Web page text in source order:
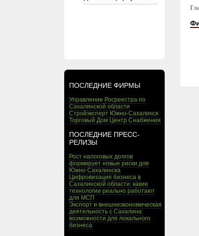
ПОСЛЕДНИЕ ФИРМЫ
Управление Росреестра по
Сахалинской области
Стройэксперт Южно-Сахалинск
Торговый Дом Центр Снабжения
ПОСЛЕДНИЕ ПРЕСС-
РЕЛИЗЫ
Рост налоговых долгов
формирует новые риски для
Южно Сахалинска
Цифровизация бизнеса в
Сахалинской области: какие
технологии реально работают
для МСП
Экспорт и внешнеэкономическая
деятельность с Сахалина:
возможности для локального
бизнеса